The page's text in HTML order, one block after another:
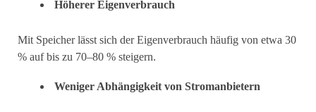
Höherer Eigenverbrauch
Mit Speicher lässt sich der Eigenverbrauch häufig von etwa 30
% auf bis zu 70–80 % steigern.
Weniger Abhängigkeit von Stromanbietern